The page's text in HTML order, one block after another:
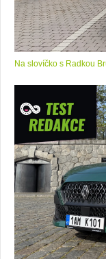
Na slovíčko s Radkou